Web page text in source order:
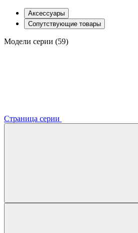
Аксессуары
Сопутствующие товары
Модели серии (59)
Страница серии